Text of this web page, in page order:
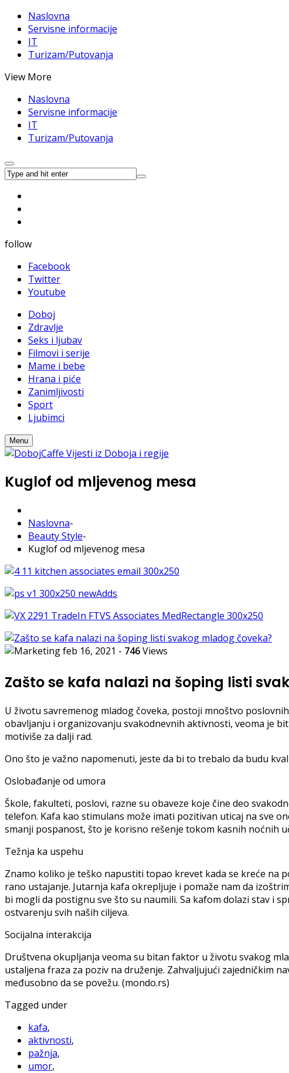
Naslovna
Servisne informacije
IT
Turizam/Putovanja
View More
Naslovna
Servisne informacije
IT
Turizam/Putovanja
follow
Facebook
Twitter
Youtube
Doboj
Zdravlje
Seks i ljubav
Filmovi i serije
Mame i bebe
Hrana i piće
Zanimljivosti
Sport
Ljubimci
Menu
Kuglof od mljevenog mesa
Naslovna-
Beauty Style-
Kuglof od mljevenog mesa
feb 16, 2021 - 746Views
Zašto se kafa nalazi na šoping listi
U životu savremenog mladog čoveka, postoji mnoštvo
obavljanju i organizovanju svakodnevnih aktivnosti, veoma je
motiviše za dalji rad.
Ono što je važno napomenuti, jeste da bi to trebalo da budu
Oslobađanje od umora
Škole, fakulteti, poslovi, razne su obaveze koje čine deo
telefon. Kafa kao stimulans može imati pozitivan uticaj na sve
smanji pospanost, što je korisno rešenje tokom kasnih noćnih
Težnja ka uspehu
Znamo koliko je teško napustiti topao krevet kada se kreće na
rano ustajanje. Jutarnja kafa okrepljuje i pomaže nam da
bi mogli da postignu sve što su naumili. Sa kafom dolazi stav i
ostvarenju svih naših ciljeva.
Socijalna interakcija
Društvena okupljanja veoma su bitan faktor u životu svakog
ustaljena fraza za poziv na druženje. Zahvaljujući zajedničkim
međusobno da se povežu. (mondo.rs)
Tagged under
kafa,
aktivnosti,
pažnja,
umor,